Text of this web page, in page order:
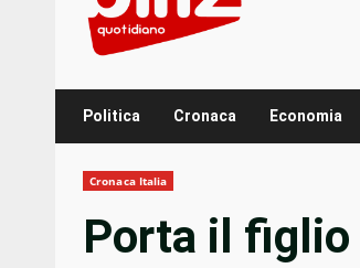
Politica Cronaca Economia
Cronaca Italia
Porta il figlio